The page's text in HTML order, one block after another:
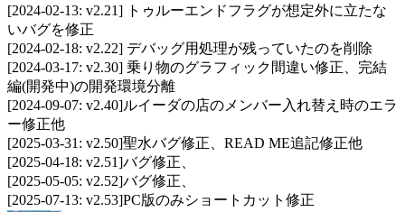
[2024-02-13: v2.21] トゥルーエンドフラグが想定外に立たな
いバグを修正
[2024-02-18: v2.22] デバッグ用処理が残っていたのを削除
[2024-03-17: v2.30] 乗り物のグラフィック間違い修正、完結
編(開発中)の開発環境分離
[2024-09-07: v2.40]ルイーダの店のメンバー入れ替え時のエラ
ー修正他
[2025-03-31: v2.50]聖水バグ修正、READ ME追記修正他
[2025-04-18: v2.51]バグ修正、
[2025-05-05: v2.52]バグ修正、
[2025-07-13: v2.53]PC版のみショートカット修正